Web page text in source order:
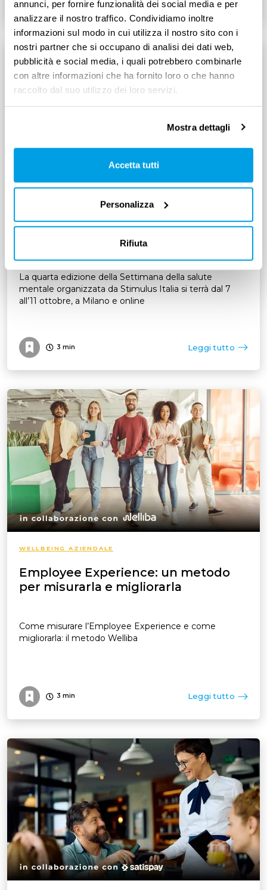
annunci, per fornire funzionalità dei social media e per
analizzare il nostro traffico. Condividiamo inoltre
informazioni sul modo in cui utilizza il nostro sito con i
nostri partner che si occupano di analisi dei dati web,
pubblicità e social media, i quali potrebbero combinarle
con altre informazioni che ha fornito loro o che hanno
raccolto dal suo utilizzo dei loro servizi.
Mostra dettagli
Accetta tutti
Personalizza
Rifiuta
Torna la Settimana della salute
mentale organizzata da Stimulus
La quarta edizione della Settimana della salute
mentale organizzata da Stimulus Italia si terrà dal 7
all’11 ottobre, a Milano e online
3 min Leggi tutto
WELLBEING AZIENDALE
Employee Experience: un metodo
per misurarla e migliorarla
Come misurare l’Employee Experience e come
migliorarla: il metodo Welliba
3 min Leggi tutto